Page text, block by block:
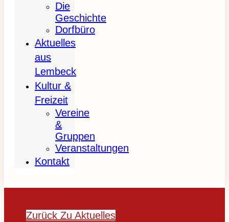
Die
Geschichte
Dorfbüro
Aktuelles
aus
Lembeck
Kultur &
Freizeit
Vereine
&
Gruppen
Veranstaltungen
Kontakt
Zurück Zu Aktuelles